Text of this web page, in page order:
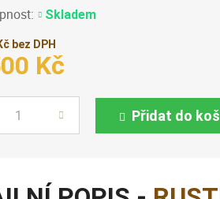
Skladem
bez DPH
Kč
Přidat do